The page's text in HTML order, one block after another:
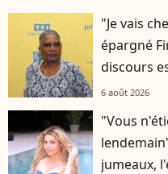
"Je vais
épargné
discours
6 août 2026
"Vous
jumeaux,